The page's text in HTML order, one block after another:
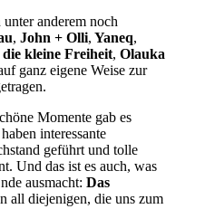
anderem noch
, John + Olli, Yaneq,
kleine Freiheit, Olauka
ganz eigene Weise zur
Momente gab es
interessante
geführt und tolle
Und das ist es auch, was
ausmacht:Das
all diejenigen, die uns zum